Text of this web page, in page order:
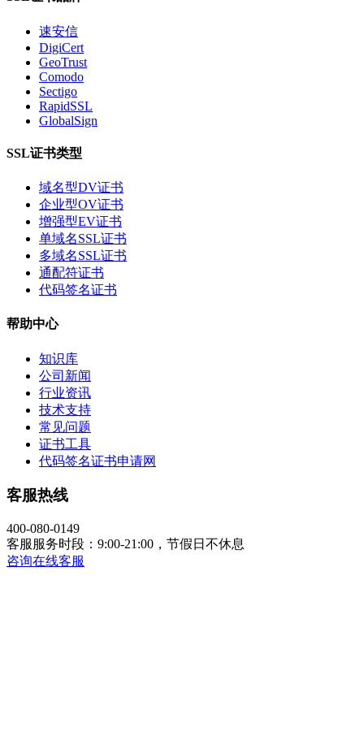
速安信
DigiCert
GeoTrust
Comodo
Sectigo
RapidSSL
GlobalSign
SSL证书类型
域名型DV证书
企业型OV证书
增强型EV证书
单域名SSL证书
多域名SSL证书
通配符证书
代码签名证书
帮助中心
知识库
公司新闻
行业资讯
技术支持
常见问题
证书工具
代码签名证书申请网
客服热线
400-080-0149
客服服务时段：9:00-21:00，节假日不休息
咨询在线客服